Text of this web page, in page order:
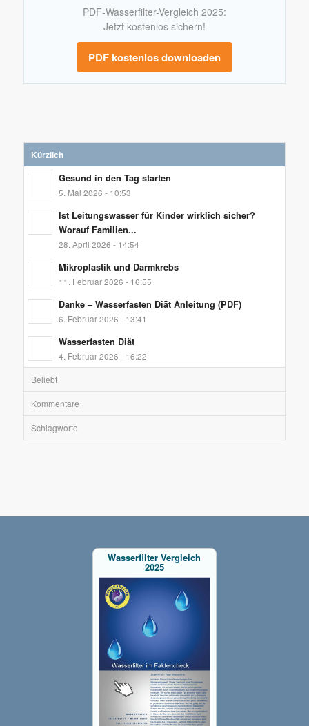
PDF-Wasserfilter-Vergleich 2025:
Jetzt kostenlos sichern!
PDF kostenlos downloaden
Kürzlich
Gesund in den Tag starten
5. Mai 2026 - 10:53
Ist Leitungswasser für Kinder wirklich sicher?
Worauf Familien...
28. April 2026 - 14:54
Mikroplastik und Darmkrebs
11. Februar 2026 - 16:55
Danke – Wasserfasten Diät Anleitung (PDF)
6. Februar 2026 - 13:41
Wasserfasten Diät
4. Februar 2026 - 16:22
Beliebt
Kommentare
Schlagworte
Wasserfilter Vergleich
2025